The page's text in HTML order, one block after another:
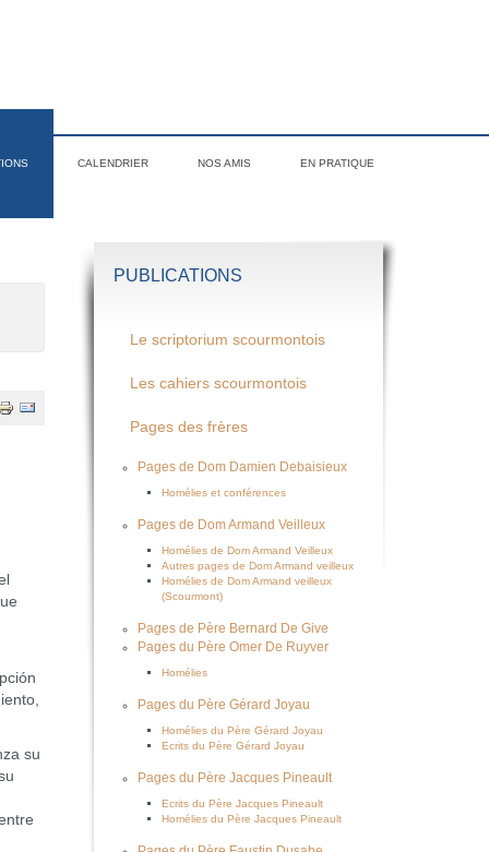
CALENDRIER NOS AMIS EN PRATIQUE
su
PUBLICATIONS
Le scriptorium scourmontois
Les cahiers scourmontois
Pages des frères
Pages de Dom Damien Debaisieux
Homélies et conférences
Pages de Dom Armand Veilleux
Homélies de Dom Armand Veilleux
Autres pages de Dom Armand veilleux
Homélies de Dom Armand veilleux
(Scourmont)
Pages de Père Bernard De Give
Pages du Père Omer De Ruyver
Homélies
Pages du Père Gérard Joyau
Homélies du Père Gérard Joyau
Ecrits du Père Gérard Joyau
Pages du Père Jacques Pineault
Ecrits du Père Jacques Pineault
Homélies du Père Jacques Pineault